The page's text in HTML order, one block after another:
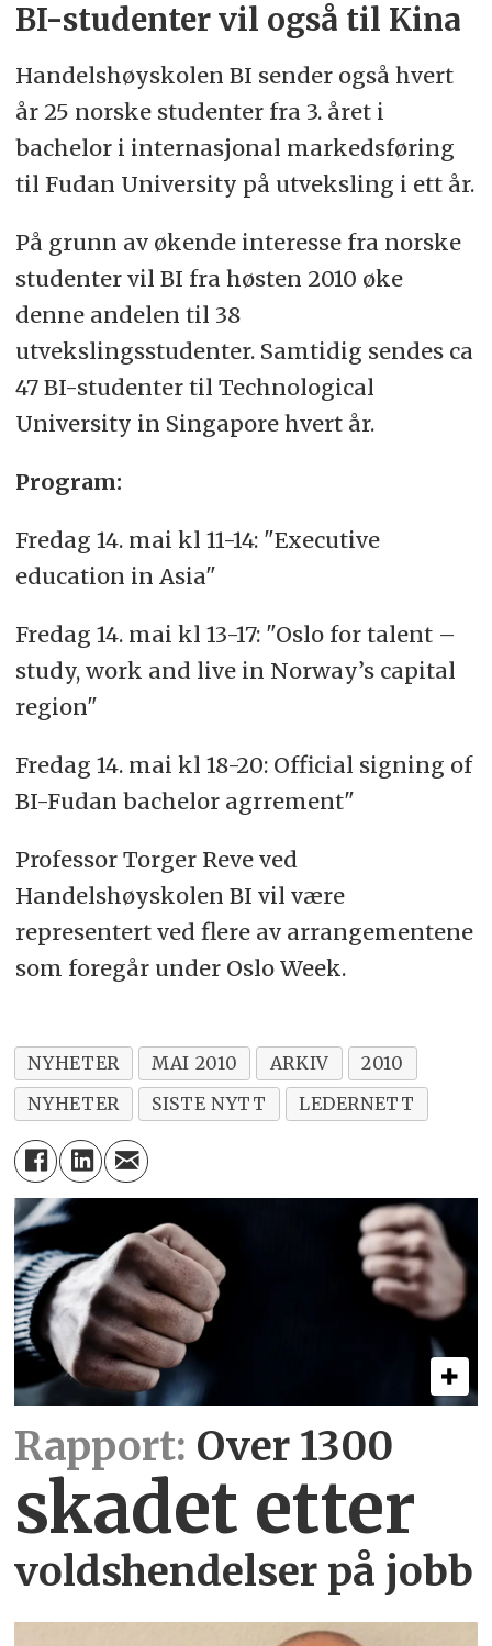
BI-studenter vil også til Kina
Handelshøyskolen BI sender også hvert
år 25 norske studenter fra 3. året i
bachelor i internasjonal markedsføring
til Fudan University på utveksling i ett år.
På grunn av økende interesse fra norske
studenter vil BI fra høsten 2010 øke
denne andelen til 38
utvekslingsstudenter. Samtidig sendes ca
47 BI-studenter til Technological
University in Singapore hvert år.
Program:
Fredag 14. mai kl 11-14: "Executive
education in Asia"
Fredag 14. mai kl 13-17: "Oslo for talent –
study, work and live in Norway’s capital
region"
Fredag 14. mai kl 18-20: Official signing of
BI-Fudan bachelor agrrement"
Professor Torger Reve ved
Handelshøyskolen BI vil være
representert ved flere av arrangementene
som foregår under Oslo Week.
NYHETER MAI 2010 ARKIV
2010
NYHETER
SISTE NYTT LEDERNETT
Rapport: Over 1300
skadet etter
voldshendelser på jobb